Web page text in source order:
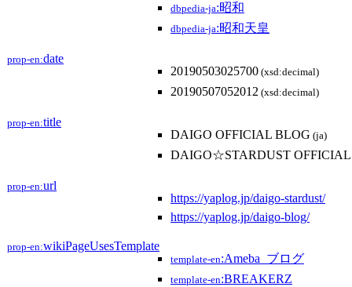
dbpedia-ja:昭和
dbpedia-ja:昭和天皇
prop-en:date
20190503025700 (xsd:decimal)
20190507052012 (xsd:decimal)
prop-en:title
DAIGO OFFICIAL BLOG (ja)
DAIGO☆STARDUST
prop-en:url
https://yaplog.jp/daigo-stardust/
https://yaplog.jp/daigo-blog/
prop-en:wikiPageUsesTemplate
template-en:Ameba_ブログ
template-en:BREAKERZ